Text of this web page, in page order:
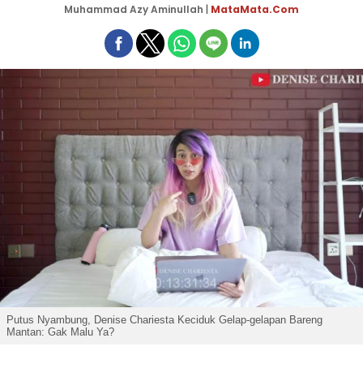
Muhammad Azy Aminullah | MataMata.com
Putus Nyambung, Denise Chariesta Keciduk Gelap-gelapan Bareng
Mantan: Gak Malu Ya?